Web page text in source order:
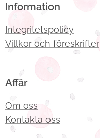
Information
Integritetspolicy
Villkor och föreskrifter
Affär
Om oss
Kontakta oss